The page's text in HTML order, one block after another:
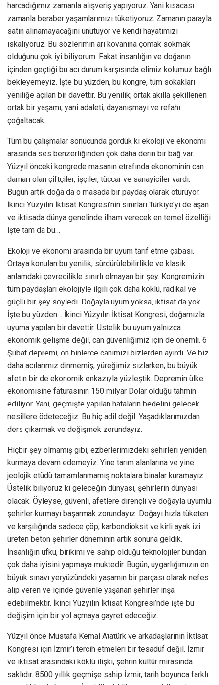
harcadığımız zamanla alışveriş yapıyoruz. Yani kısacası
zamanla beraber yaşamlarımızı tüketiyoruz. Zamanın parayla
satın alınamayacağını unutuyor ve kendi hayatımızı
ıskalıyoruz. Bu sözlerimin arı kovanına çomak sokmak
olduğunu çok iyi biliyorum. Fakat insanlığın ve doğanın
içinden geçtiği bu acı durum karşısında elimiz kolumuz bağlı
bekleyemeyiz. İşte bu yüzden, bu kongre, tüm sokakları
yeniliğe açılan bir davettir. Bu yenilik; ortak akılla şekillenen
ortak bir yaşamı, yani adaleti, dayanışmayı ve refahı
çoğaltacak.
Tüm bu çalışmalar sonucunda gördük ki ekoloji ve ekonomi
arasında ses benzerliğinden çok daha derin bir bağ var.
Yüzyıl önceki kongrede masanın etrafında ekonominin can
damarı olan çiftçiler, işçiler, tüccar ve sanayiciler vardı.
Bugün artık doğa da o masada bir paydaş olarak oturuyor.
İkinci Yüzyılın İktisat Kongresi’nin sınırları Türkiye’yi de aşan
ve iktisada dünya genelinde ilham verecek en temel özelliği
işte tam da bu…
Ekoloji ve ekonomi arasında bir uyum tarif etme çabası.
Ortaya konulan bu yenilik, sürdürülebilirlikle ve klasik
anlamdaki çevrecilikle sınırlı olmayan bir şey. Kongremizin
tüm paydaşları ekolojiyle ilgili çok daha köklü, radikal ve
güçlü bir şey söyledi. Doğayla uyum yoksa, iktisat da yok.
İşte bu yüzden… İkinci Yüzyılın İktisat Kongresi, doğamızla
uyuma yapılan bir davettir. Üstelik bu uyum yalnızca
ekonomik gelişme değil, can güvenliğimiz için de önemli. 6
Şubat depremi, on binlerce canımızı bizlerden ayırdı. Ve biz
daha acılarımız dinmemiş, yüreğimiz sızlarken, bu büyük
afetin bir de ekonomik enkazıyla yüzleştik. Depremin ülke
ekonomisine faturasının 150 milyar Dolar olduğu tahmin
ediliyor. Yani, geçmişte yapılan hataların bedelini gelecek
nesillere ödeteceğiz. Bu hiç adil değil. Yaşadıklarımızdan
ders çıkarmak ve değişmek zorundayız.
Hiçbir şey olmamış gibi, ezberlerimizdeki şehirleri yeniden
kurmaya devam edemeyiz. Yine tarım alanlarına ve yine
jeolojik etüdü tamamlanmamış noktalara binalar kuramayız.
Üstelik biliyoruz ki geleceğin dünyası, şehirlerin dünyası
olacak. Öyleyse, güvenli, afetlere dirençli ve doğayla uyumlu
şehirler kurmayı başarmak zorundayız. Doğayı hızla tüketen
ve karşılığında sadece çöp, karbondioksit ve kirli ayak izi
üreten beton şehirler döneminin artık sonuna geldik.
İnsanlığın ufku, birikimi ve sahip olduğu teknolojiler bundan
çok daha iyisini yapmaya muktedir. Bugün, uygarlığımızın en
büyük sınavı yeryüzündeki yaşamın bir parçası olarak nefes
alıp veren ve içinde güvenle yaşanan şehirler inşa
edebilmektir. İkinci Yüzyılın İktisat Kongresi’nde işte bu
değişim için bir yol açmaya gayret edeceğiz.
Yüzyıl önce Mustafa Kemal Atatürk ve arkadaşlarının İktisat
Kongresi için İzmir’i tercih etmeleri bir tesadüf değil. İzmir
ve iktisat arasındaki köklü ilişki, şehrin kültür mirasında
saklıdır. 8500 yıllık geçmişe sahip İzmir, tarih boyunca farklı